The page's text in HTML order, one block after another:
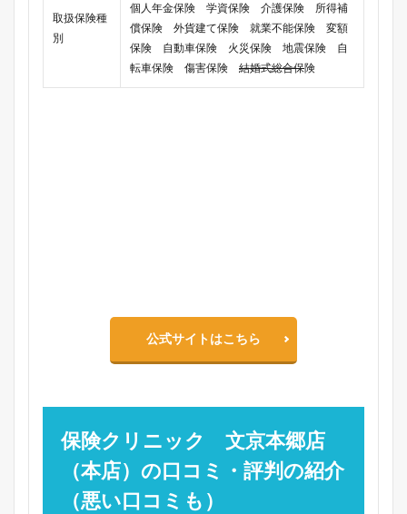
取扱保険種
別
個人年金保険 学資保険 介護保険 所得補
償保険 外貨建て保険 就業不能保険 変額
保険 自動車保険 火災保険 地震保険 自
転車保険 傷害保険 結婚式総合保険
公式サイトはこちら
保険クリニック 文京本郷店
（本店）の口コミ・評判の紹介
（悪い口コミも）